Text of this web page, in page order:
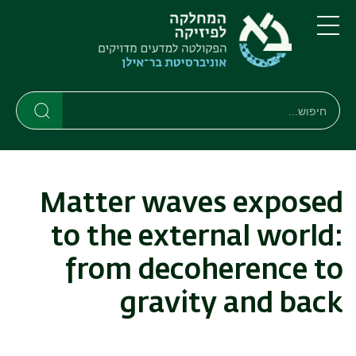
דילוג
לתוכן
העיקרי
דילוג
לתפריט
ניווט
ראשי
תפריט
חיפוש
חיפוש
Matter waves exposed
to the external world:
from decoherence to
gravity and back